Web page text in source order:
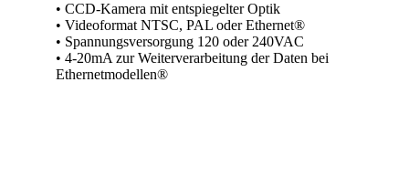
• CCD-Kamera mit entspiegelter Optik
• Videoformat NTSC, PAL oder Ethernet®
• Spannungsversorgung 120 oder 240VAC
• 4-20mA zur Weiterverarbeitung der Daten bei
Ethernetmodellen®